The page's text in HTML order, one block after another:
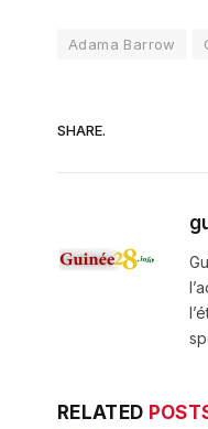
Adama Barrow
SHARE.
RELATED